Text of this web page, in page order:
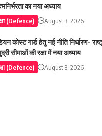
का नया अध्याय
(Defence) August 3, 2026
कोस्ट गार्ड हेतु नई नीति निर्धारण-
सीमाओं की रक्षा में नया अध्याय
(Defence) August 3, 2026